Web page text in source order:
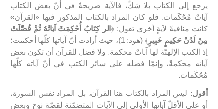
يرجع إلى الكتاب بلا شكٍّ، فالآية صريحةٌ في أنّ بعض الكتاب
آياتٌ مُحْكَمات. فلو كان المراد بالكتاب المذكور فيها «القرآن»
كانت منافيةً لآيةٍ أخرى تقول: ﴿ الر كِتَابٌ أُحْكِمَتْ آيَاتُهُ ثُمَّ فُصِّلَتْ
مِنْ لَدُنْ حَكِيمٍ خَبِيرٍ
﴾ (هود: 1)، حيث أرادت أنّ آياتها كلّها أحكمت؛
إذ الكتب الإلهيّة لها آياتٌ محكمة، ولا فضل للقرآن أن تكون بعض
آياته محكمةً، وإنمّا فضله على سائر الكتب في أنّ آياته كلّها
مُحْكَمات.
أقول: ليس المراد بالكتاب هنا القرآن، بل المراد نفس السورة،
أو على الأقلّ آياتها الأولى إلى الآيات المتضمّنة لقصّة نوحٍ وبعض